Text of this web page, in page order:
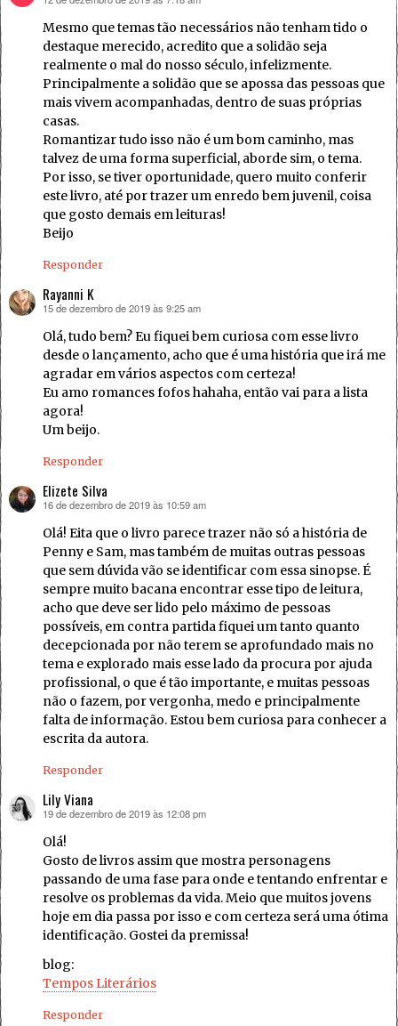
Mesmo que temas tão necessários não tenham tido o
destaque merecido, acredito que a solidão seja
realmente o mal do nosso século, infelizmente.
Principalmente a solidão que se apossa das pessoas que
mais vivem acompanhadas, dentro de suas próprias
casas.
Romantizar tudo isso não é um bom caminho, mas
talvez de uma forma superficial, aborde sim, o tema.
Por isso, se tiver oportunidade, quero muito conferir
este livro, até por trazer um enredo bem juvenil, coisa
que gosto demais em leituras!
Beijo
Responder
Rayanni K
disse:
15 de dezembro de 2019 às 9:25 am
Olá, tudo bem? Eu fiquei bem curiosa com esse livro
desde o lançamento, acho que é uma história que irá me
agradar em vários aspectos com certeza!
Eu amo romances fofos hahaha, então vai para a lista
agora!
Um beijo.
Responder
Elizete Silva
disse:
16 de dezembro de 2019 às 10:59 am
Olá! Eita que o livro parece trazer não só a história de
Penny e Sam, mas também de muitas outras pessoas
que sem dúvida vão se identificar com essa sinopse. É
sempre muito bacana encontrar esse tipo de leitura,
acho que deve ser lido pelo máximo de pessoas
possíveis, em contra partida fiquei um tanto quanto
decepcionada por não terem se aprofundado mais no
tema e explorado mais esse lado da procura por ajuda
profissional, o que é tão importante, e muitas pessoas
não o fazem, por vergonha, medo e principalmente
falta de informação. Estou bem curiosa para conhecer a
escrita da autora.
Responder
Lily Viana
disse:
19 de dezembro de 2019 às 12:08 pm
Olá!
Gosto de livros assim que mostra personagens
passando de uma fase para onde e tentando enfrentar e
resolve os problemas da vida. Meio que muitos jovens
hoje em dia passa por isso e com certeza será uma ótima
identificação. Gostei da premissa!
blog:
Tempos Literários
Responder